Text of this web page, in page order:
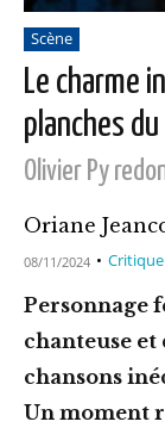
Scène
Le charme
planches
Olivier Py
Oriane
08/11/2024 Critique
Personnage
chanteuse
chansons
Un moment